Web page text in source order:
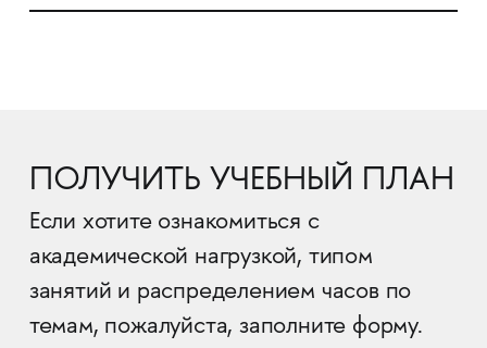
ПОЛУЧИТЬ УЧЕБНЫЙ ПЛАН
Если хотите ознакомиться с
академической нагрузкой, типом
занятий и распределением часов по
темам, пожалуйста, заполните форму.